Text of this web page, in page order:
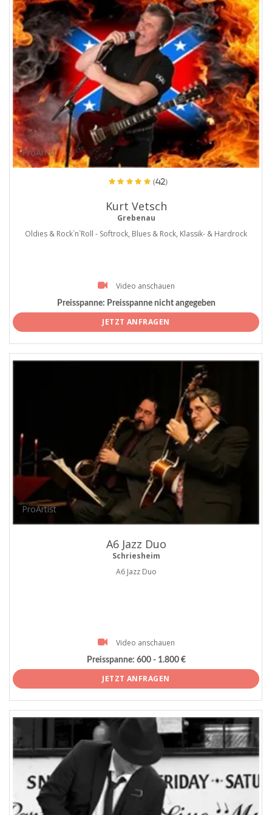
ProArtist
(42)
Kurt Vetsch
Grebenau
Oldies & Rock`n`Roll - Softrock, Blues & Rock, Klassik- & Hardrock
Video anschauen
Preisspanne: Preisspanne nicht angegeben
JETZT ANFRAGEN
ProArtist
A6 Jazz Duo
Schriesheim
A6 Jazz Duo
Video anschauen
Preisspanne: 600 - 1.800 €
JETZT ANFRAGEN